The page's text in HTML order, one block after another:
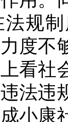
规
度不
看社
法违
小康